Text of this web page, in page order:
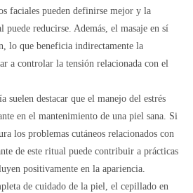
faciales pueden definirse mejor y la
puede reducirse. Además, el masaje en sí
lo que beneficia indirectamente la
a controlar la tensión relacionada con el
suelen destacar que el manejo del estrés
en el mantenimiento de una piel sana. Si
los problemas cutáneos relacionados con
de este ritual puede contribuir a prácticas
positivamente en la apariencia.
de cuidado de la piel, el cepillado en